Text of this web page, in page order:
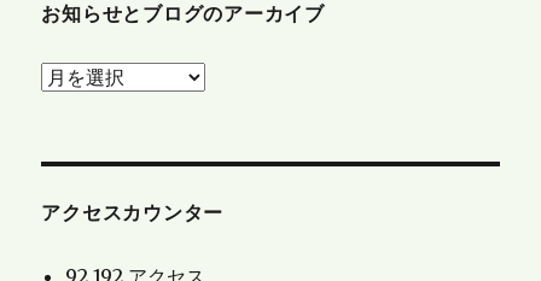
お知らせとブログのアーカイブ
お
と
アクセスカウンター
92,192 アクセス